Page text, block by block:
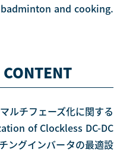
and cooking.
ルチフェーズ化に関する
of Clockless DC-DC
ングインバータの最適設